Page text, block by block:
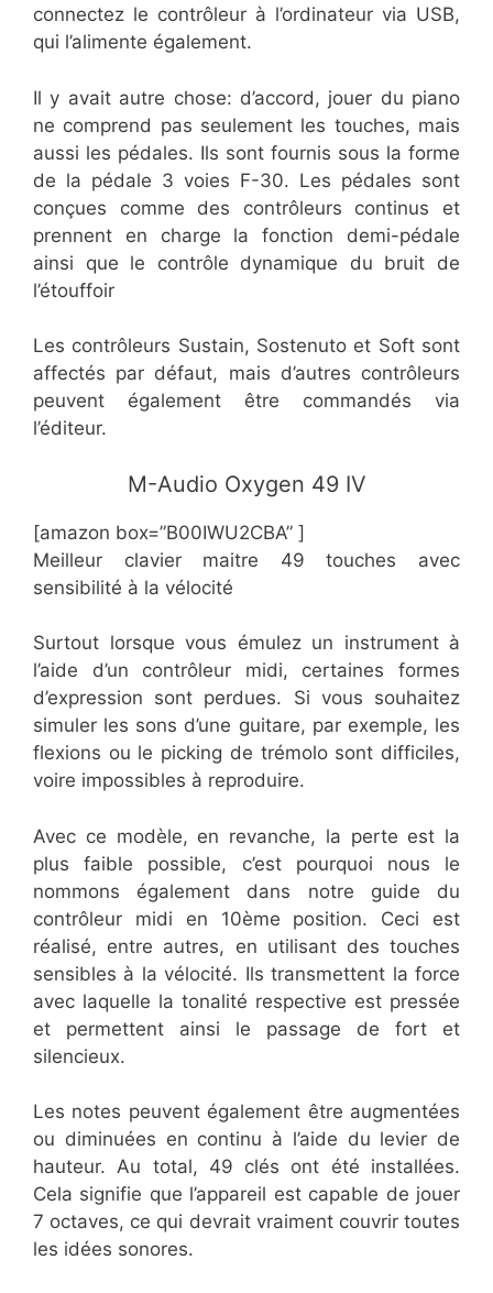
connectez le contrôleur à l’ordinateur via USB,
qui l’alimente également.
Il y avait autre chose: d’accord, jouer du piano
ne comprend pas seulement les touches, mais
aussi les pédales. Ils sont fournis sous la forme
de la pédale 3 voies F-30. Les pédales sont
conçues comme des contrôleurs continus et
prennent en charge la fonction demi-pédale
ainsi que le contrôle dynamique du bruit de
l’étouffoir
Les contrôleurs Sustain, Sostenuto et Soft sont
affectés par défaut, mais d’autres contrôleurs
peuvent également être commandés via
l’éditeur.
​M-Audio Oxygen 49 IV
[amazon box=”​B00IWU2CBA” ]
Meilleur clavier maitre 49 touches avec
sensibilité à la vélocité
Surtout lorsque vous émulez un instrument à
l’aide d’un contrôleur midi, certaines formes
d’expression sont perdues. Si vous souhaitez
simuler les sons d’une guitare, par exemple, les
flexions ou le picking de trémolo sont difficiles,
voire impossibles à reproduire.
Avec ce modèle, en revanche, la perte est la
plus faible possible, c’est pourquoi nous le
nommons également dans notre guide du
contrôleur midi en 10ème position. Ceci est
réalisé, entre autres, en utilisant des touches
sensibles à la vélocité. Ils transmettent la force
avec laquelle la tonalité respective est pressée
et permettent ainsi le passage de fort et
silencieux.
Les notes peuvent également être augmentées
ou diminuées en continu à l’aide du levier de
hauteur. Au total, 49 clés ont été installées.
Cela signifie que l’appareil est capable de jouer
7 octaves, ce qui devrait vraiment couvrir toutes
les idées sonores.